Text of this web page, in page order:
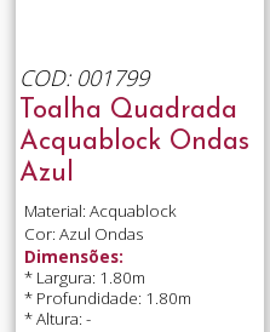
COD: 001799
Toalha Quadrada
Acquablock Ondas
Azul
Material: Acquablock
Cor: Azul Ondas
Dimensões:
* Largura: 1.80m
* Profundidade: 1.80m
* Altura: -